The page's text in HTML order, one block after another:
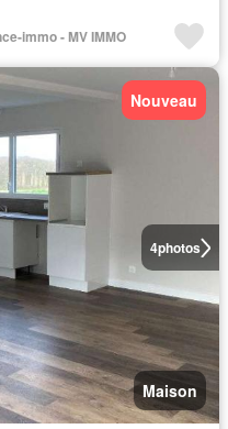
immo - MV IMMO
4photos
Nouveau
Maison